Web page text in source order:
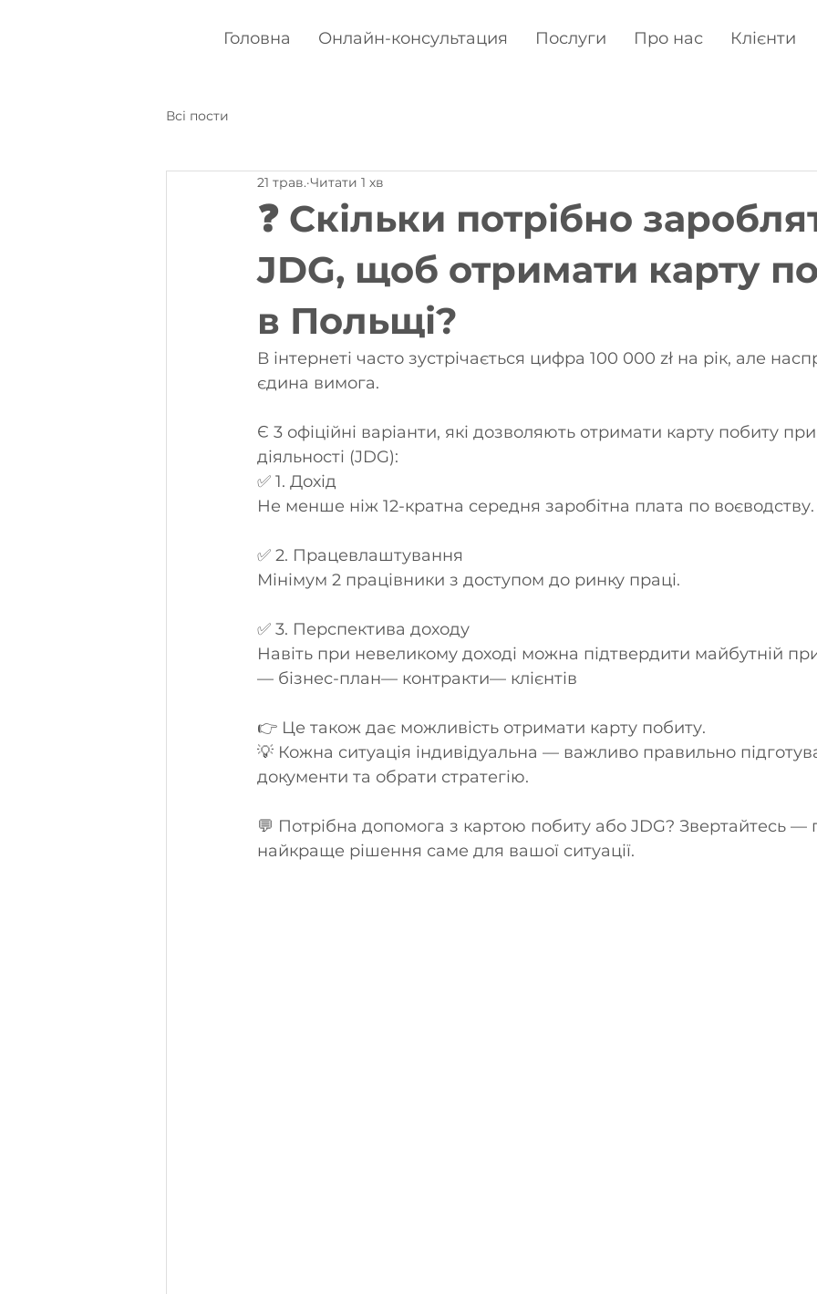
Головна Онлайн-консультация Послуги Про нас Клієнти
Всі пости
❓ Скільки потрібно
JDG, щоб отримати карту
в Польщі?
21 трав. Читати 1 хв
В інтернеті часто зустрічається цифра 100 000 zł на рік, але
єдина вимога.
Є 3 офіційні варіанти, які дозволяють отримати карту побиту
діяльності (JDG):
✅ 1. Дохід
Не менше ніж 12-кратна середня заробітна плата по воєводству.
✅ 2. Працевлаштування
Мінімум 2 працівники з доступом до ринку праці.
✅ 3. Перспектива доходу
Навіть при невеликому доході можна підтвердити майбутній
— бізнес-план— контракти— клієнтів
👉 Це також дає можливість отримати карту побиту.
💡 Кожна ситуація індивідуальна — важливо правильно
документи та обрати стратегію.
💬 Потрібна допомога з картою побиту або JDG? Звертайтесь —
найкраще рішення саме для вашої ситуації.